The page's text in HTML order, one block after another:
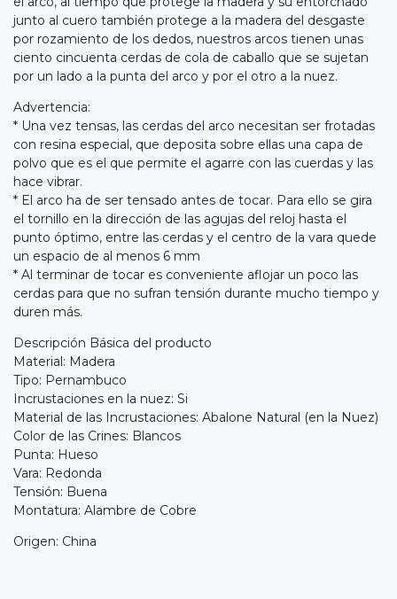
junto al cuero también protege a la madera del desgaste
por rozamiento de los dedos, nuestros arcos tienen unas
ciento cincuenta cerdas de cola de caballo que se sujetan
por un lado a la punta del arco y por el otro a la nuez.
Advertencia:
* Una vez tensas, las cerdas del arco necesitan ser frotadas
con resina especial, que deposita sobre ellas una capa de
polvo que es el que permite el agarre con las cuerdas y las
hace vibrar.
* El arco ha de ser tensado antes de tocar. Para ello se gira
el tornillo en la dirección de las agujas del reloj hasta el
punto óptimo, entre las cerdas y el centro de la vara quede
un espacio de al menos 6 mm
* Al terminar de tocar es conveniente aflojar un poco las
cerdas para que no sufran tensión durante mucho tiempo y
duren más.
Descripción Básica del producto
Material: Madera
Tipo: Pernambuco
Incrustaciones en la nuez: Si
Material de las Incrustaciones: Abalone Natural (en la Nuez)
Color de las Crines: Blancos
Punta: Hueso
Vara: Redonda
Tensión: Buena
Montatura: Alambre de Cobre
Origen: China